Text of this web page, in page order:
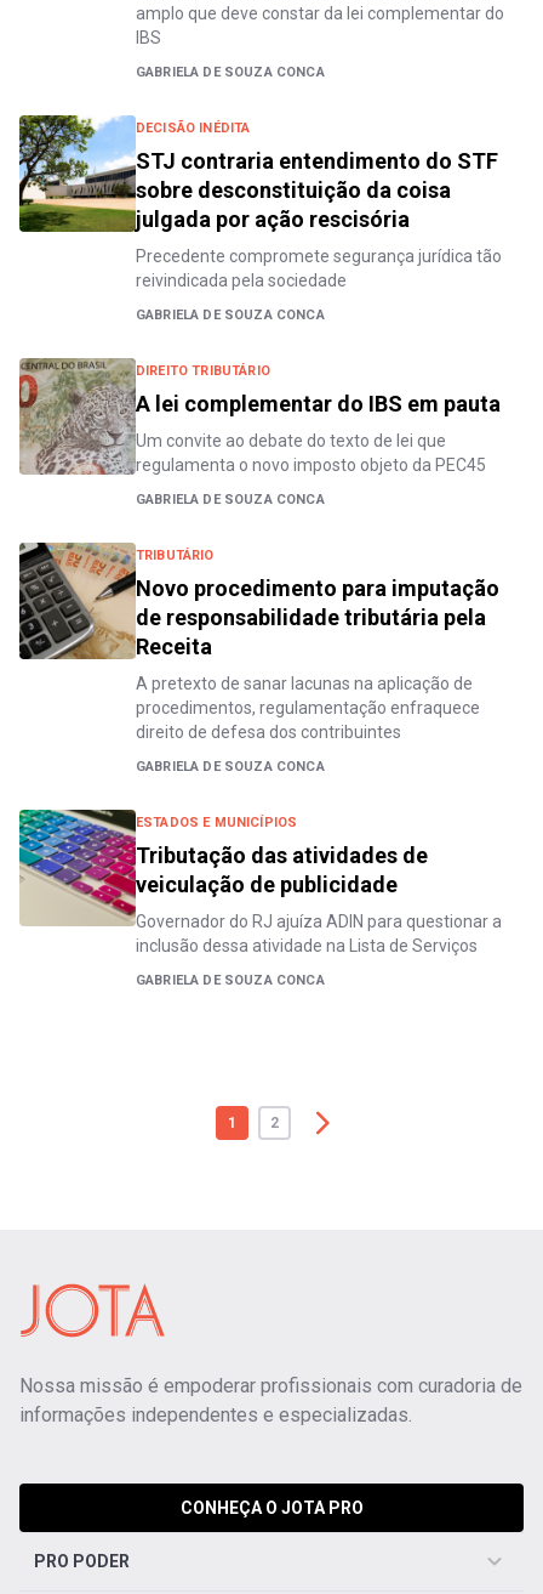
amplo que deve constar da lei complementar do
IBS
GABRIELA DE SOUZA CONCA
DECISÃO INÉDITA
STJ contraria entendimento do STF
sobre desconstituição da coisa
julgada por ação rescisória
Precedente compromete segurança jurídica tão
reivindicada pela sociedade
GABRIELA DE SOUZA CONCA
DIREITO TRIBUTÁRIO
A lei complementar do IBS em pauta
Um convite ao debate do texto de lei que
regulamenta o novo imposto objeto da PEC45
GABRIELA DE SOUZA CONCA
TRIBUTÁRIO
Novo procedimento para imputação
de responsabilidade tributária pela
Receita
A pretexto de sanar lacunas na aplicação de
procedimentos, regulamentação enfraquece
direito de defesa dos contribuintes
GABRIELA DE SOUZA CONCA
ESTADOS E MUNICÍPIOS
Tributação das atividades de
veiculação de publicidade
Governador do RJ ajuíza ADIN para questionar a
inclusão dessa atividade na Lista de Serviços
GABRIELA DE SOUZA CONCA
1 2
Nossa missão é empoderar profissionais com curadoria de
informações independentes e especializadas.
CONHEÇA O JOTA PRO
PRO PODER